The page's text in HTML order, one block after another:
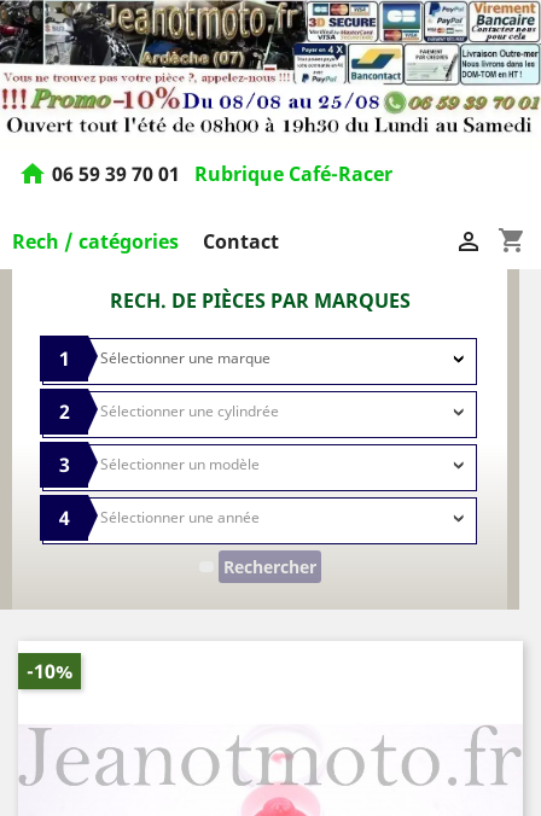
home 06 59 39 70 01 Rubrique Café-Racer
Rech / catégories Contact shopping_cart

RECH. DE PIÈCES PAR MARQUES
1
2
3
4
Rechercher
-10%